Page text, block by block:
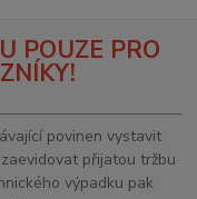
POUZE PRO
povinen vystavit
přijatou tržbu
výpadku pak